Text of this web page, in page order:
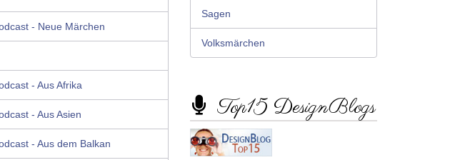
- Neue Märchen
- Aus Afrika
- Aus Asien
- Aus dem Balkan
Sagen
Volksmärchen
Top15 DesignBlogs